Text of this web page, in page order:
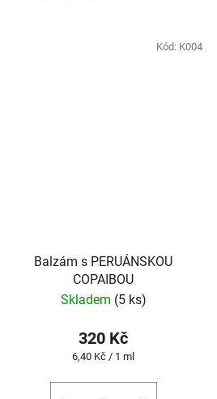
Balzám s PERUÁNSKOU
COPAIBOU
Skladem (5 ks)
320 Kč
Měrná
6,40 Kč / 1 ml
Kód: K004